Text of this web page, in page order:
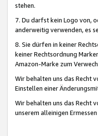
stehen.
7. Du darfst kein Logo von,
anderweitig verwenden, es
8. Sie dürfen in keiner
keiner Rechtsordnung
Amazon-Marke zum
Wir behalten uns das Recht
Einstellen einer
Wir behalten uns das Recht
unserem alleinigen